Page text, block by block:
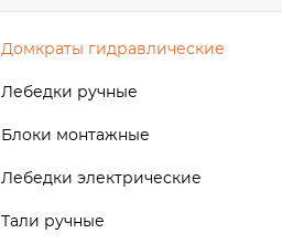
Домкраты гидравлические
Лебедки ручные
Блоки монтажные
Лебедки электрические
Тали ручные